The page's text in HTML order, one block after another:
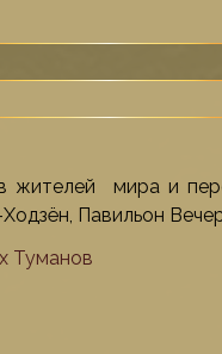
жителей мира и
Павильон
Туманов